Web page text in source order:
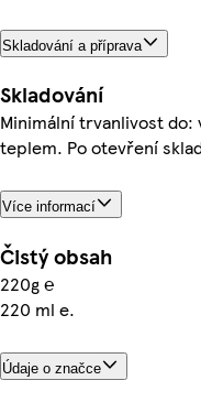
Skladování a příprava
Skladování
Minimální trvanlivost do:
teplem. Po otevření
Více informací
Čistý obsah
220g ℮
220 ml e.
Údaje o značce